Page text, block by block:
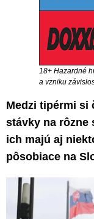
18+ Hazardné
a vzniku
Medzi tipérmi si
stávky na rôzne
ich majú aj
pôsobiace na